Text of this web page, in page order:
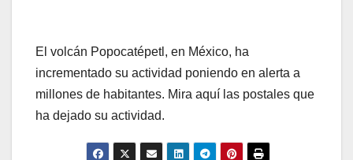
El volcán Popocatépetl, en México, ha
incrementado su actividad poniendo en alerta a
millones de habitantes. Mira aquí las postales que
ha dejado su actividad.